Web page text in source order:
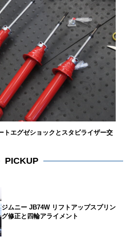
トエグゼショックとスタビライザー交
PICKUP
ジムニー JB74W リフトアップスプリン
グ修正と四輪アライメント